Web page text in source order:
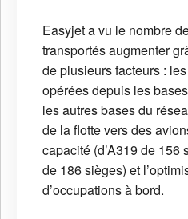
Easyjet a vu le nombre
transportés augmenter
de plusieurs facteurs :
opérées depuis les
les autres bases du
de la flotte vers des
capacité (d’A319 de 156
de 186 sièges) et
d’occupations à bord.